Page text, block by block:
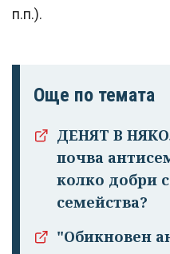
п.п.).
Още по темата
ДЕНЯТ В
почва
колко добри
семейства?
"Обикновен